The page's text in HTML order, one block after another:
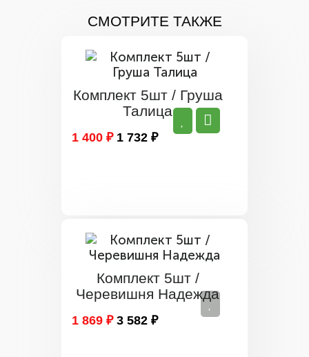
СМОТРИТЕ ТАКЖЕ
Комплект 5шт / Груша
Талица
1 400 ₽ 1 732 ₽
Комплект 5шт /
Черевишня Надежда
1 869 ₽ 3 582 ₽